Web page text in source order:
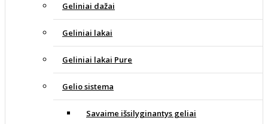
Geliniai dažai
Geliniai lakai
Geliniai lakai Pure
Gelio sistema
Savaime išsilyginantys geliai